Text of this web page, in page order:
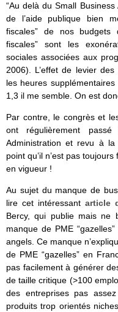
“Au delà du Small
de l’aide publique bien
fiscales” de nos budgets
fiscales” sont les
sociales associées aux
2006). L’effet de levier
les heures
1,3 il me semble. On est
Par contre, le congrès et
ont régulièrement
Administration et revu à
point qu’il n’est pas
en vigueur !
Au sujet du manque de
lire cet intéressant article
Bercy, qui publie mais ne
manque de PME
angels. Ce manque
de PME “gazelles” en
pas facilement à générer
de taille critique (>100
des entreprises pas
produits trop orientés